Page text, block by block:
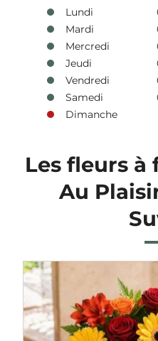
Lundi
Mardi
Mercredi
Jeudi
Vendredi
Samedi
Dimanche
Les fleurs
Au